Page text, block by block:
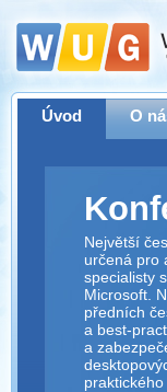
Úvod O
Největší
určená pro
specialisty
Microsoft.
předních
a best-
a
praktického